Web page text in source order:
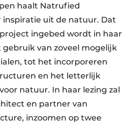
haalt Natrufied
uit de natuur. Dat
ingebed wordt in haar
van zoveel mogelijk
tot het incorporeren
en het letterlijk
natuur. In haar lezing zal
en partner van
inzoomen op twee